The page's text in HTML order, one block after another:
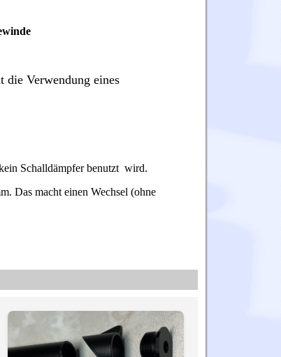
Verwendung eines
Schalldämpfer benutzt wird.
Das macht einen Wechsel (ohne